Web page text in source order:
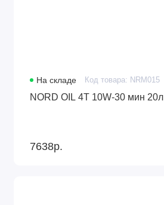
На складе Код товара: NRM015
NORD OIL 4Т 10W-30 мин 20л
7638р.